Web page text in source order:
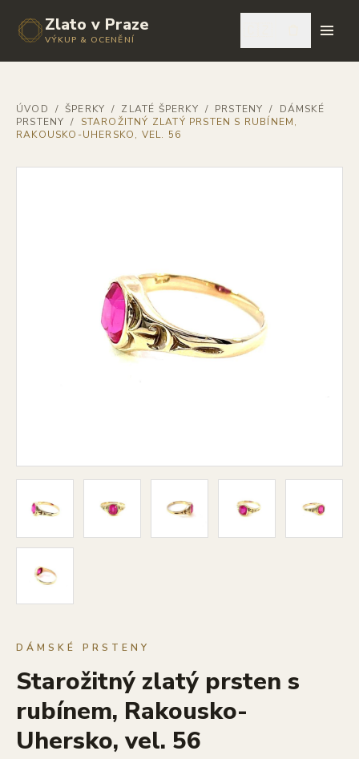
Zlato v Praze
VÝKUP & OCENĚNÍ
ÚVOD / ŠPERKY / ZLATÉ ŠPERKY / PRSTENY /
DÁMSKÉ
PRSTENY /
STAROŽITNÝ ZLATÝ PRSTEN S RUBÍNEM,
RAKOUSKO-UHERSKO, VEL. 56
DÁMSKÉ PRSTENY
Starožitný zlatý prsten s
rubínem, Rakousko-
Uhersko, vel. 56